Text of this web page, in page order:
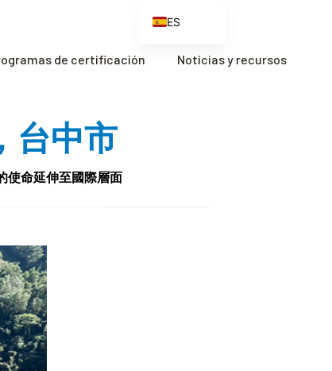
de certificación Noticias y recursos
台中市
使命延伸至國際層面
ES